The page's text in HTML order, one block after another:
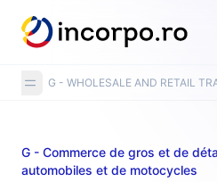
principal
G - WHOLESALE AND RETAIL
Code CAEN 4742 : Vente
G - Commerce de gros et de
automobiles et de motocycles